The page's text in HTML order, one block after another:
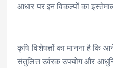
आधार पर इन विकल्पों का
कृषि विशेषज्ञों का मानना है कि
संतुलित उर्वरक उपयोग और